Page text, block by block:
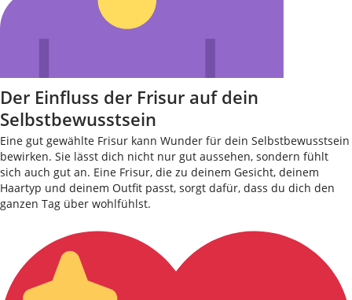
Der Einfluss der Frisur auf dein
Selbstbewusstsein
Eine gut gewählte Frisur kann Wunder für dein Selbstbewusstsein
bewirken. Sie lässt dich nicht nur gut aussehen, sondern fühlt
sich auch gut an. Eine Frisur, die zu deinem Gesicht, deinem
Haartyp und deinem Outfit passt, sorgt dafür, dass du dich den
ganzen Tag über wohlfühlst.